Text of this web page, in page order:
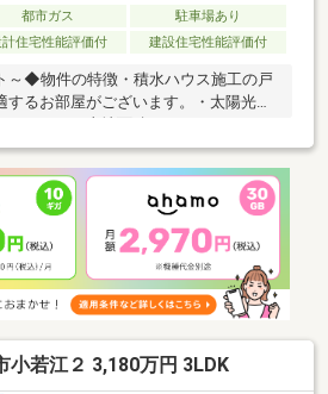
都市ガス
駐車場あり
計住宅性能評価付 建設住宅性能評価付
～◆物件の特徴・積水ハウス施工の戸
るお部屋がございます。・太陽光発
０５．７４㎡ １Ｆ５２．８７㎡
３年４月築▼道路情報：北側公道 幅
▼駐車場２台分 ※駐車場：車種によ
小若江２ 3,180万円 3LDK